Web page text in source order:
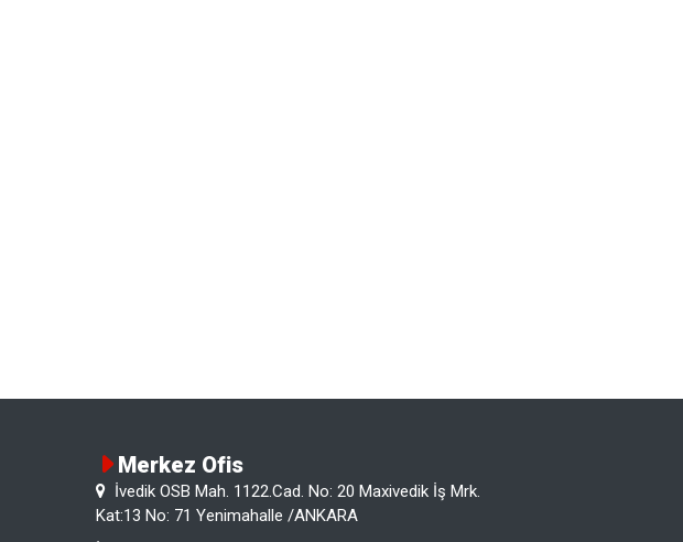
Merkez Ofis
İvedik OSB Mah. 1122.Cad. No: 20 Maxivedik İş Mrk.
Kat:13 No: 71 Yenimahalle /ANKARA